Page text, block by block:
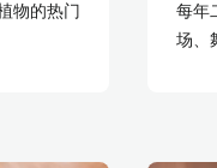
物的热门
每年
场、